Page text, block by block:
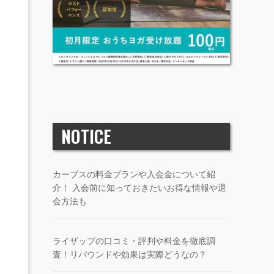
NOTICE
カーブスの料金プランや入会金について紹
介！ 入会前に知っておきたいお得な情報や退
会方法も
ライザップの口コミ・評判や料金を徹底調
査！リバウンドや効果は実際どうなの？